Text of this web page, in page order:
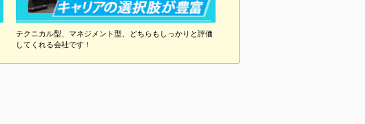
テクニカル型、マネジメント型、どちらもしっかりと評価
してくれる会社です！